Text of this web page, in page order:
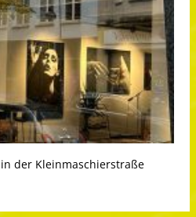
der Kleinmaschierstraße